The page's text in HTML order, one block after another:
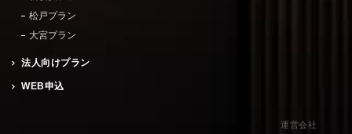
松戸プラン
大宮プラン
法人向けプラン
WEB申込
運営会社